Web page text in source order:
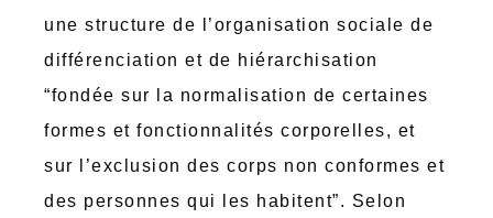
une structure de l’organisation sociale de
différenciation et de hiérarchisation
“fondée sur la normalisation de certaines
formes et fonctionnalités corporelles, et
sur l’exclusion des corps non conformes et
des personnes qui les habitent”. Selon